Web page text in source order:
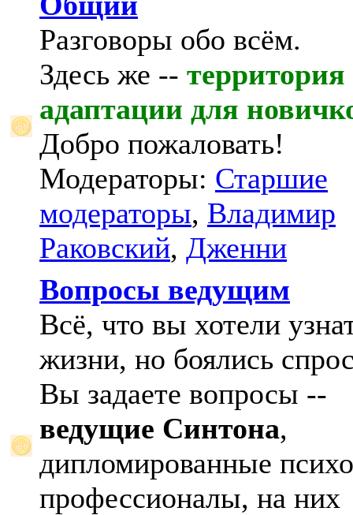
Разговоры обо всём.
Здесь же -- территория
адаптации для
Добро пожаловать!
Модераторы: Старшие
модераторы, Владимир
Раковский, Дженни
Вопросы ведущим
Всё, что вы хотели
жизни, но боялись
Вы задаете вопросы --
ведущие Синтона,
дипломированные
профессионалы, на них